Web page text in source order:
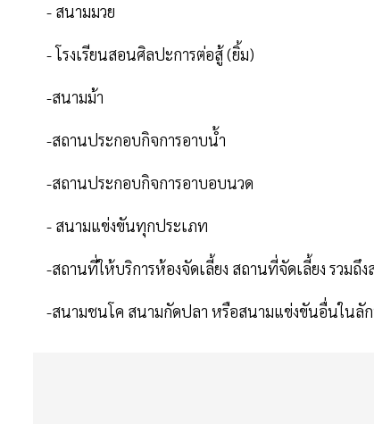
- สนามมวย
- โรงเรียนสอนศิลปะการต่อสู้ (ยิ้ม)
-สนามม้า
-สถานประกอบกิจการอาบน้ำ
-สถานประกอบกิจการอาบอบนวด
- สนามแข่งขันทุกประเภท
-สถานที่ให้บริการห้องจัดเลี้ยง สถานที่จัดเลี้ยง รวม
-สนามชนโค สนามกัดปลา หรือสนามแข่งขันอื่นในลั